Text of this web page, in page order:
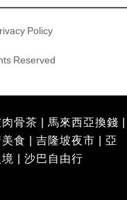
Policy
Reserved
骨茶 馬來西亞換錢
食 吉隆坡夜市
亞
沙巴自由行